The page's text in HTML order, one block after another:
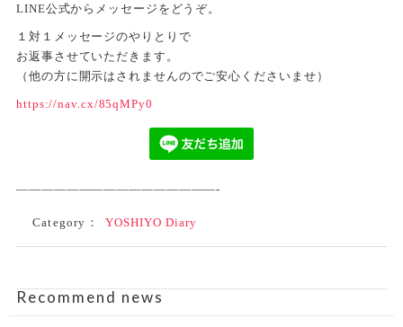
LINE公式からメッセージをどうぞ。
１対１メッセージのやりとりで
お返事させていただきます。
（他の方に開示はされませんのでご安心くださいませ）
https://nav.cx/85qMPy0
————————————————-
Category： YOSHIYO Diary
Recommend news